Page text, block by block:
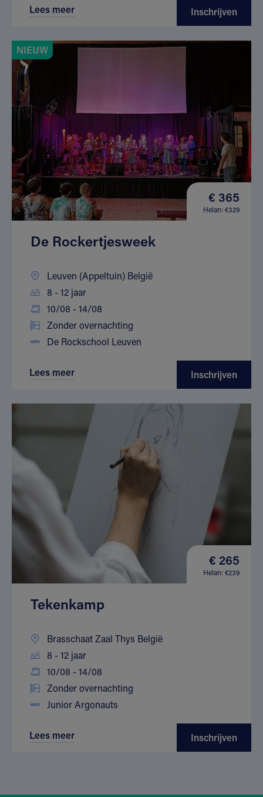
Lees meer Inschrijven
NIEUW
€ 365
Helan: €329
De Rockertjesweek
Leuven (Appeltuin) België
8 - 12 jaar
10/08 - 14/08
Zonder overnachting
De Rockschool Leuven
Lees meer Inschrijven
€ 265
Helan: €239
Tekenkamp
Brasschaat Zaal Thys België
8 - 12 jaar
10/08 - 14/08
Zonder overnachting
Junior Argonauts
Lees meer Inschrijven